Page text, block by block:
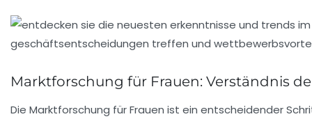
Marktforschung für Frauen: Verständnis
Die Marktforschung für Frauen ist ein entscheidender